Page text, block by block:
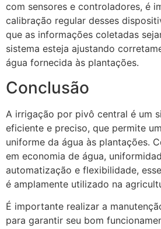
com sensores e controladores, é
calibração regular desses
que as informações coletadas
sistema esteja ajustando
água fornecida às plantações.
Conclusão
A irrigação por pivô central é um
eficiente e preciso, que permite
uniforme da água às plantações.
em economia de água,
automatização e flexibilidade,
é amplamente utilizado na
É importante realizar a
para garantir seu bom